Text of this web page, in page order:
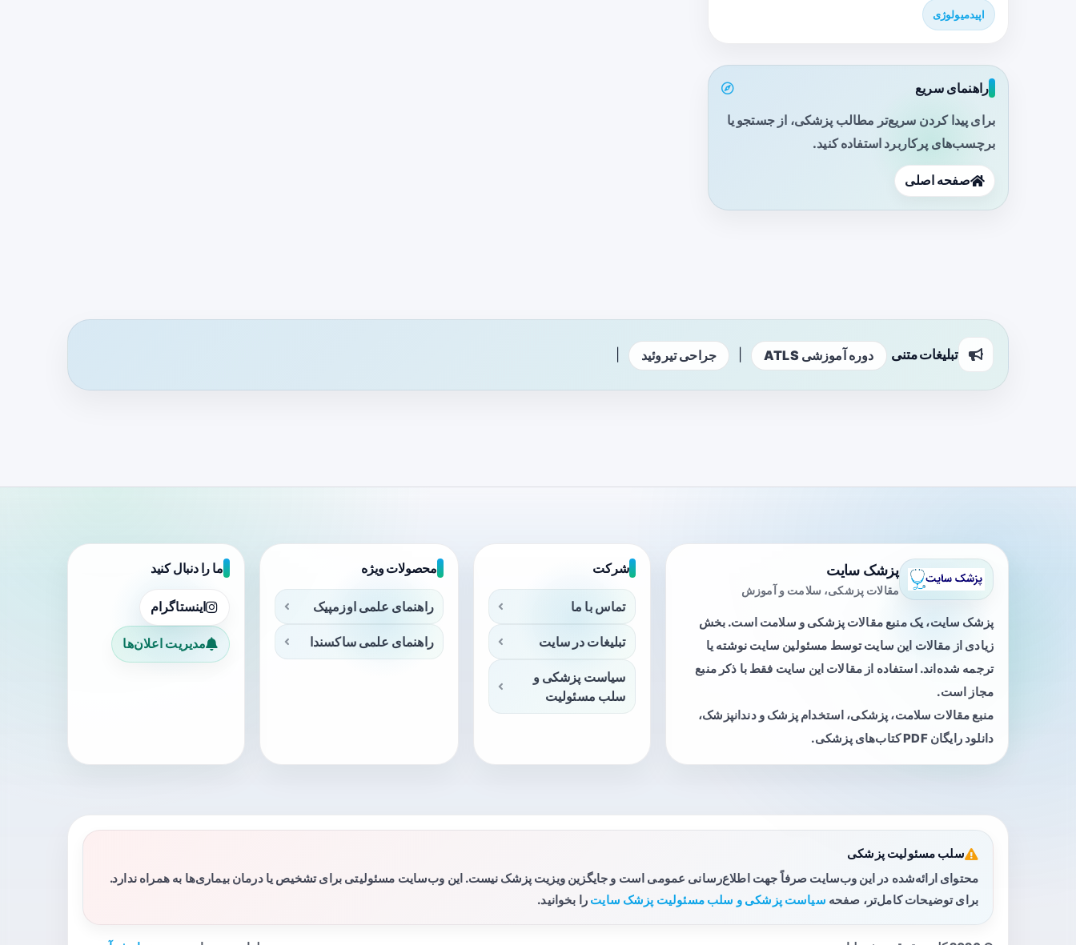
اپیدمیولوژی
راهنمای سریع
برای پیدا کردن سریع‌تر مطالب پزشکی، از جستجو یا
برچسب‌های پرکاربرد استفاده کنید.
صفحه اصلی
تبلیغات متنی دوره آموزشی ATLS جراحی تیروئید
پزشک سایت
مقالات پزشکی، سلامت و آموزش
پزشک سایت، یک منبع مقالات پزشکی و سلامت است. بخش
زیادی از مقالات این سایت توسط مسئولین سایت نوشته یا
ترجمه شده‌اند. استفاده از مقالات این سایت فقط با ذکر منبع
مجاز است.
منبع مقالات سلامت، پزشکی، استخدام پزشک و دندانپزشک،
دانلود رایگان PDF کتاب‌های پزشکی.
شرکت
تماس با ما
تبلیغات در سایت
سیاست پزشکی و
سلب مسئولیت
محصولات ویژه
راهنمای علمی اوزمپیک
راهنمای علمی ساکسندا
ما را دنبال کنید
اینستاگرام
مدیریت اعلان‌ها
سلب مسئولیت پزشکی
محتوای ارائه‌شده در این وب‌سایت صرفاً جهت اطلاع‌رسانی عمومی است و جایگزین ویزیت پزشک نیست. این وب‌سایت مسئولیتی برای تشخیص یا درمان بیماری‌ها به همراه ندارد.
برای توضیحات کامل‌تر، صفحه سیاست پزشکی و سلب مسئولیت پزشک سایت را بخوانید.